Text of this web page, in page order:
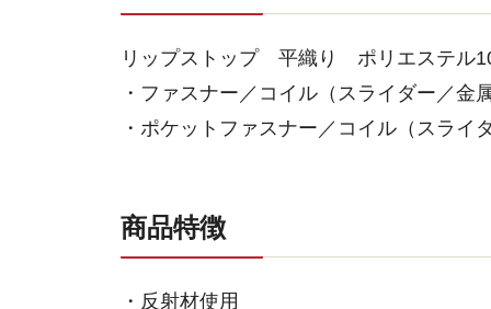
リップストップ 平織り ポリエステル
・ファスナー／コイル（スライダー／金属
・ポケットファスナー／コイル（スライ
商品特徴
・反射材使用